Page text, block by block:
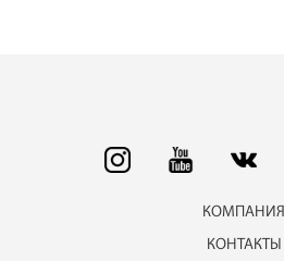
КОМПАНИЯ
КОНТАКТЫ